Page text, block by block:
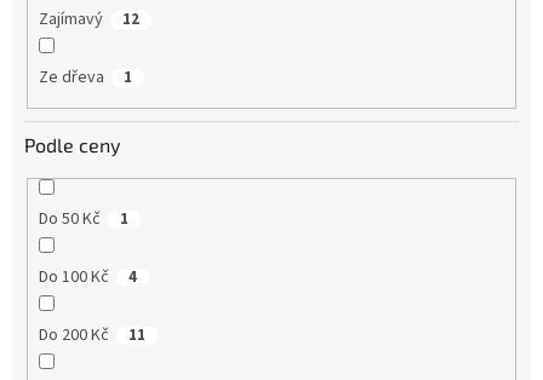
Zajímavý 12
Ze dřeva 1
Podle ceny
Do 50 Kč 1
Do 100 Kč 4
Do 200 Kč 11